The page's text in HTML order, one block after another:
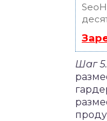
Шаг 5.